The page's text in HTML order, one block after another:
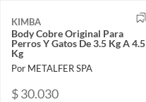
KIMBA
Body Cobre Original Para
Perros Y Gatos De 3.5 Kg A 4.5
Kg
Por METALFER SPA
$ 30.030